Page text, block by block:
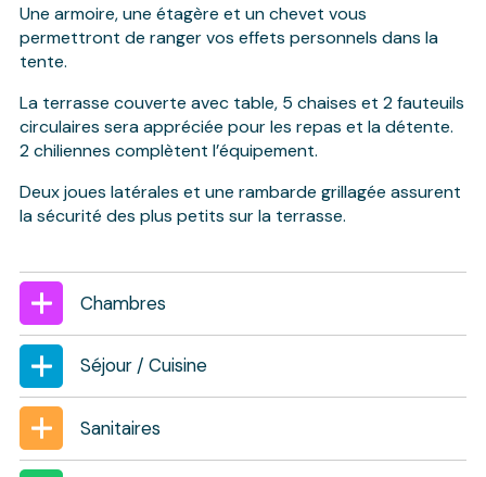
Une armoire, une étagère et un chevet vous
permettront de ranger vos effets personnels dans la
tente.
La terrasse couverte avec table, 5 chaises et 2 fauteuils
circulaires sera appréciée pour les repas et la détente.
2 chiliennes complètent l’équipement.
Deux joues latérales et une rambarde grillagée assurent
la sécurité des plus petits sur la terrasse.
Chambres
Séjour / Cuisine
Sanitaires